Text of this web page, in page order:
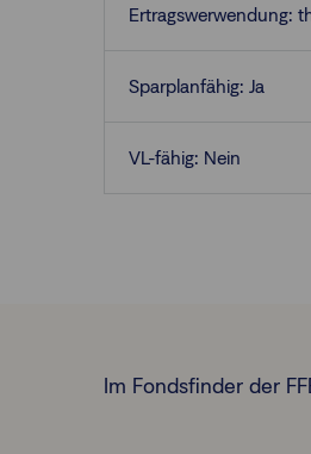
Ertragswerwendung:
Sparplanfähig: Ja
VL-fähig: Nein
Im Fondsfinder der